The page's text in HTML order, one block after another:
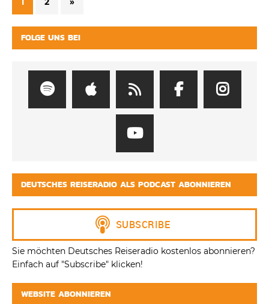
FOLGE UNS BEI
DEUTSCHES REISERADIO ALS PODCAST ABONNIEREN
Sie möchten Deutsches Reiseradio kostenlos abonnieren?
Einfach auf "Subscribe" klicken!
WEBSITE ABONNIEREN